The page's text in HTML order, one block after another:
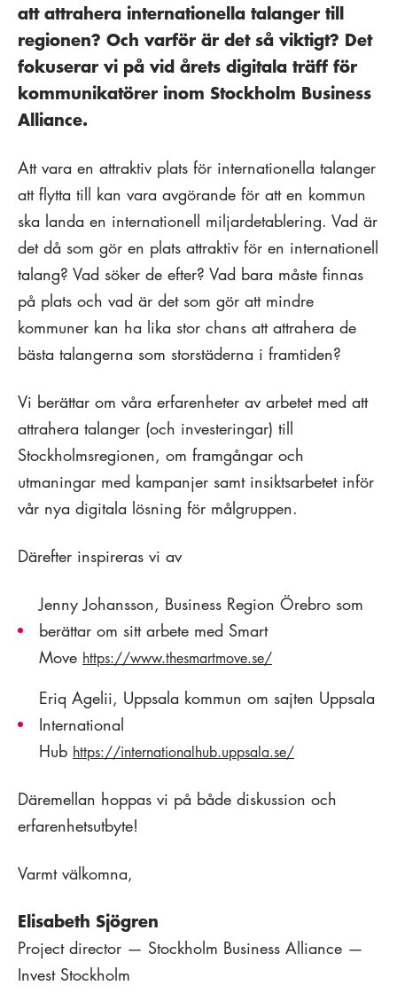
att attrahera internationella talanger till
regionen? Och varför är det så viktigt? Det
fokuserar vi på vid årets digitala träff för
kommunikatörer inom Stockholm Business
Alliance.
Att vara en attraktiv plats för internationella talanger
att flytta till kan vara avgörande för att en kommun
ska landa en internationell miljardetablering. Vad är
det då som gör en plats attraktiv för en internationell
talang? Vad söker de efter? Vad bara måste finnas
på plats och vad är det som gör att mindre
kommuner kan ha lika stor chans att attrahera de
bästa talangerna som storstäderna i framtiden?
Vi berättar om våra erfarenheter av arbetet med att
attrahera talanger (och investeringar) till
Stockholmsregionen, om framgångar och
utmaningar med kampanjer samt insiktsarbetet inför
vår nya digitala lösning för målgruppen.
Därefter inspireras vi av
Jenny Johansson, Business Region Örebro som
berättar om sitt arbete med Smart
Move https://www.thesmartmove.se/
Eriq Agelii, Uppsala kommun om sajten Uppsala
International
Hub https://internationalhub.uppsala.se/
Däremellan hoppas vi på både diskussion och
erfarenhetsutbyte!
Varmt välkomna,
Elisabeth Sjögren
Project director — Stockholm Business Alliance —
Invest Stockholm